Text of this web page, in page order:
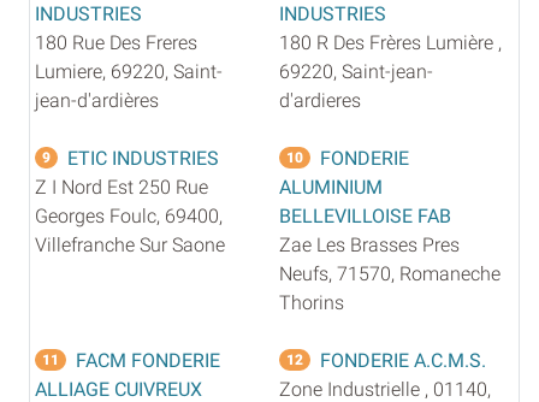
INDUSTRIES
180 Rue Des Freres
Lumiere, 69220, Saint-
jean-d'ardières
INDUSTRIES
180 R Des Frères Lumière ,
69220, Saint-jean-
d'ardieres
9
ETIC INDUSTRIES
Z I Nord Est 250 Rue
Georges Foulc, 69400,
Villefranche Sur Saone
10
FONDERIE
ALUMINIUM
BELLEVILLOISE FAB
Zae Les Brasses Pres
Neufs, 71570, Romaneche
Thorins
11
FACM FONDERIE
ALLIAGE CUIVREUX
12
FONDERIE A.C.M.S.
Zone Industrielle , 01140,